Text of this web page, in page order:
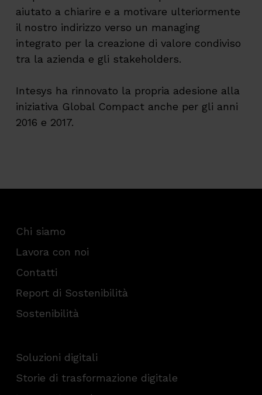
aiutato a chiarire e a motivare ulteriormente
il nostro indirizzo verso un managing
integrato per la creazione di valore condiviso
tra la azienda e gli stakeholders.
Intesys ha rinnovato la propria adesione alla
iniziativa Global Compact anche per gli anni
2016 e 2017.
Chi siamo
Lavora con noi
Contatti
Report di Sostenibilità
Sostenibilità
Soluzioni digitali
Storie di trasformazione digitale